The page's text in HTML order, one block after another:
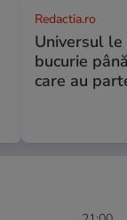
Redactia.ro
Universul
bucurie
care au